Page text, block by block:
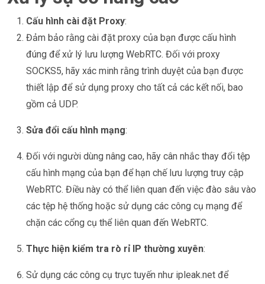
Cấu hình cài đặt Proxy:
Đảm bảo rằng cài đặt proxy của bạn được cấu hình
đúng để xử lý lưu lượng WebRTC. Đối với proxy
SOCKS5, hãy xác minh rằng trình duyệt của bạn được
thiết lập để sử dụng proxy cho tất cả các kết nối, bao
gồm cả UDP.
Sửa đổi cấu hình mạng:
Đối với người dùng nâng cao, hãy cân nhắc thay đổi tệp
cấu hình mạng của bạn để hạn chế lưu lượng truy cập
WebRTC. Điều này có thể liên quan đến việc đào sâu vào
các tệp hệ thống hoặc sử dụng các công cụ mạng để
chặn các cổng cụ thể liên quan đến WebRTC.
Thực hiện kiểm tra rò rỉ IP thường xuyên:
Sử dụng các công cụ trực tuyến như ipleak.net để